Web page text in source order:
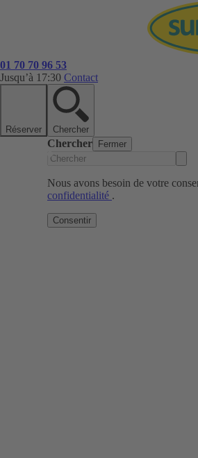
01 70 70 96 53
Jusqu’à 17:30 Contact
Réserver Chercher
Chercher Fermer
Nous avons besoin de votre
confidentialité .
Consentir